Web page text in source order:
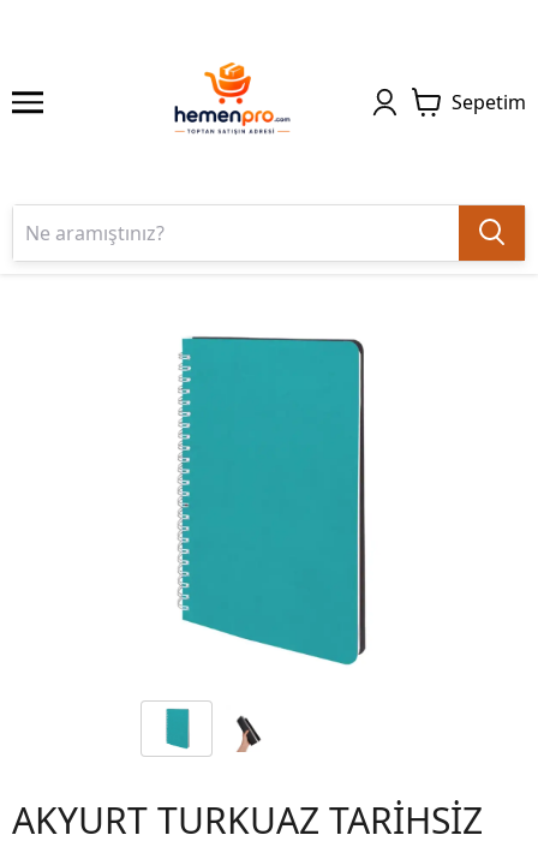
Sepetim
AKYURT TURKUAZ TARİHSİZ